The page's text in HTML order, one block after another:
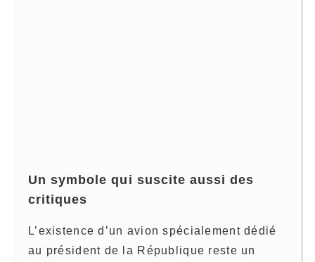
Un symbole qui suscite aussi des
critiques
L’existence d’un avion spécialement dédié
au président de la République reste un